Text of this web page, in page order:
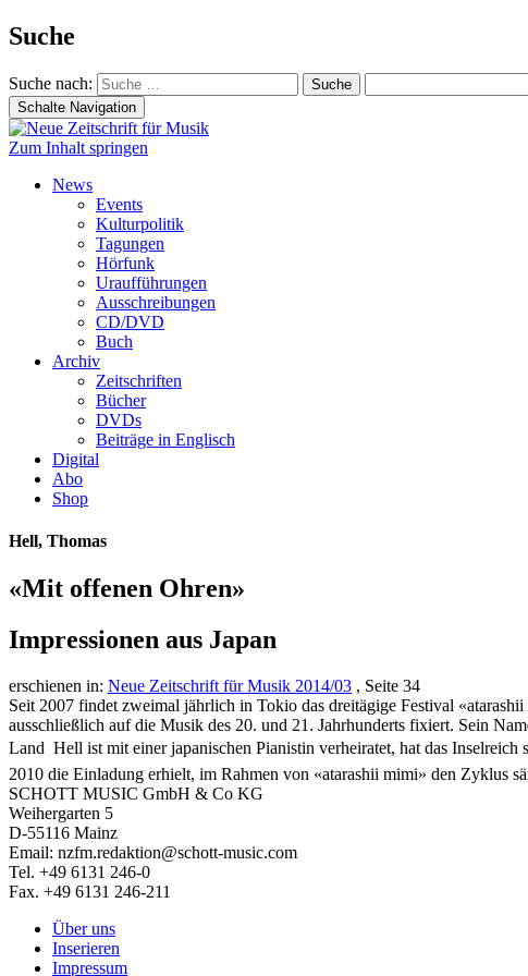
Suche
Suche nach:
Schalte Navigation
Zum Inhalt springen
News
Events
Kulturpolitik
Tagungen
Hörfunk
Uraufführungen
Ausschreibungen
CD/DVD
Buch
Archiv
Zeitschriften
Bücher
DVDs
Beiträge in Englisch
Digital
Abo
Shop
Hell, Thomas
«Mit offenen Ohren»
Impressionen aus Japan
erschienen in: Neue Zeitschrift für Musik 2014/03 , Seite 34
Seit 2007 findet zweimal jährlich in Tokio das dreitägige Festival
ausschließlich auf die Musik des 20. und 21. Jahrhunderts fixiert. Sein
Land  Hell ist mit einer japanischen Pianistin verheiratet, hat das
2010 die Einladung erhielt, im Rahmen von «atarashii mimi» den Zyklus
SCHOTT MUSIC GmbH & Co KG
Weihergarten 5
D-55116 Mainz
Email: nzfm.redaktion@schott-music.com
Tel. +49 6131 246-0
Fax. +49 6131 246-211
Über uns
Inserieren
Impressum